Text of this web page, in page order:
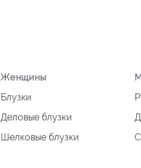
Женщины
Блузки
Деловые блузки
Шелковые блузки